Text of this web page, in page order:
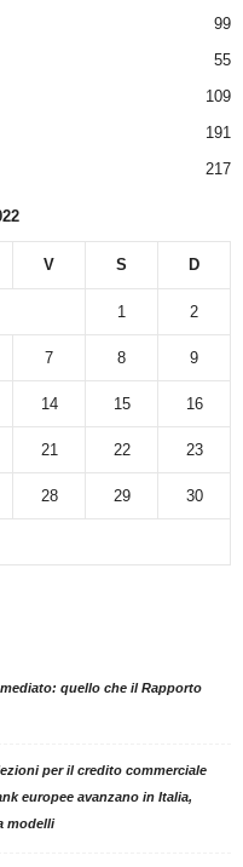
99
55
109
191
217
V S D
1 2
7 8 9
14 15 16
21 22 23
28 29 30
quello che il Rapporto
per il credito commerciale
europee avanzano in Italia,
modelli